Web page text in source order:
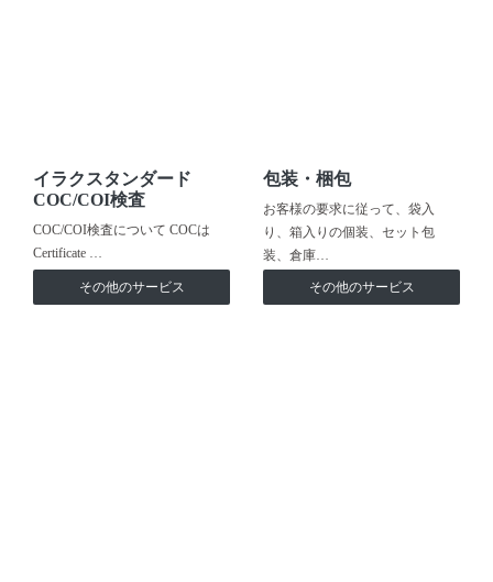
イラクスタンダード
COC/COI検査
COC/COI検査について COCは
Certificate …
その他のサービス
包装・梱包
お客様の要求に従って、袋入
り、箱入りの個装、セット包
装、倉庫…
その他のサービス